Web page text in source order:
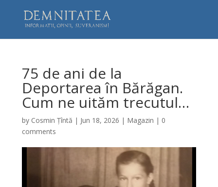
75 de ani de la
Deportarea în Bărăgan.
Cum ne uităm trecutul…
by Cosmin Țîntă | Jun 18, 2026 | Magazin | 0
comments